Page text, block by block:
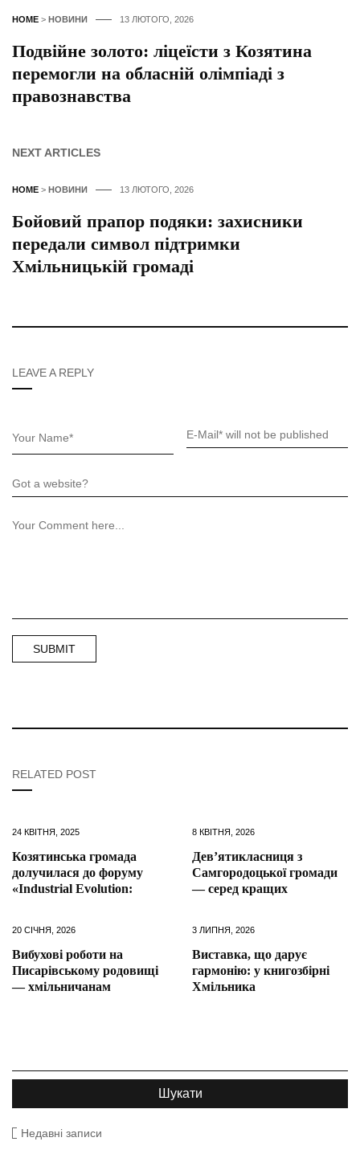
HOME > НОВИНИ 13 ЛЮТОГО, 2026
Подвійне золото: ліцеїсти з Козятина
перемогли на обласній олімпіаді з
правознавства
NEXT ARTICLES
HOME > НОВИНИ 13 ЛЮТОГО, 2026
Бойовий прапор подяки: захисники
передали символ підтримки
Хмільницькій громаді
LEAVE A REPLY
RELATED POST
24 КВІТНЯ, 2025
Козятинська громада
долучилася до форуму
«Industrial Evolution:
8 КВІТНЯ, 2026
Дев’ятикласниця з
Самгородоцької громади
— серед кращих
20 СІЧНЯ, 2026
Вибухові роботи на
Писарівському родовищі
— хмільничанам
3 ЛИПНЯ, 2026
Виставка, що дарує
гармонію: у книгозбірні
Хмільника
Недавні записи